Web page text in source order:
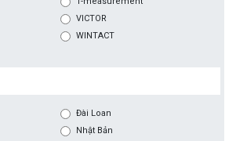
VICTOR
WINTACT
Đài Loan
Nhật Bản